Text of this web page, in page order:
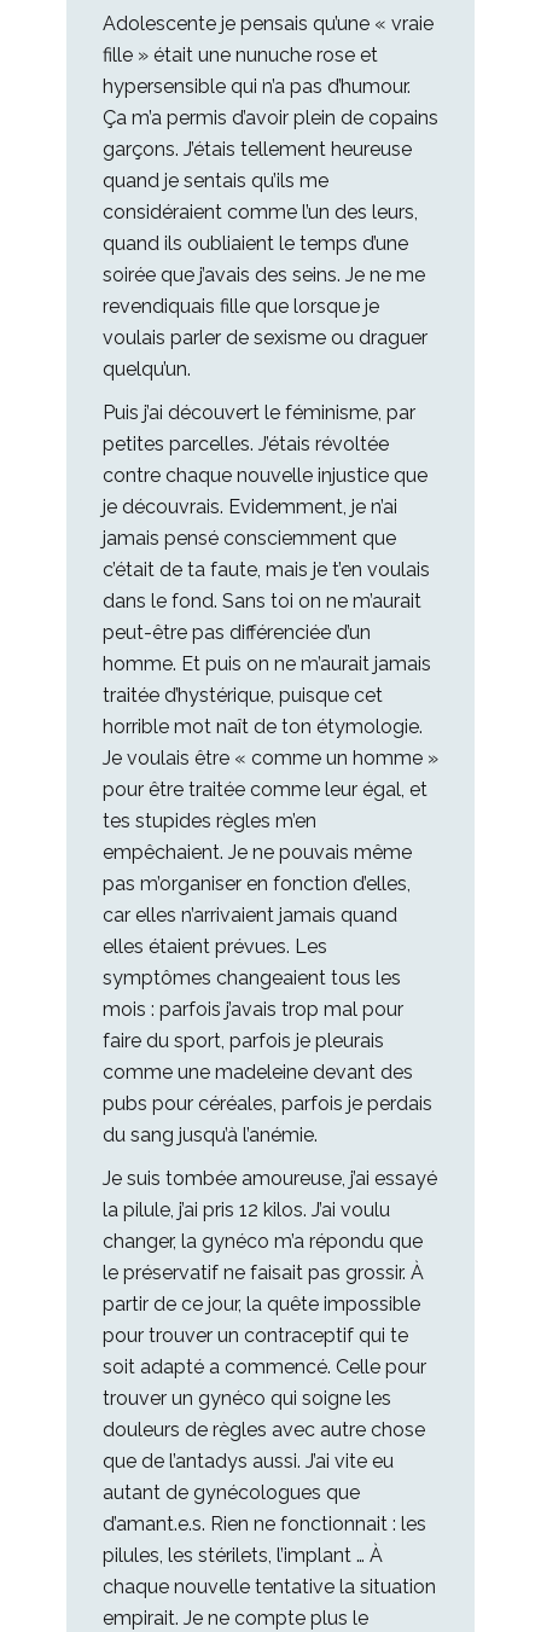
Adolescente je pensais qu’une « vraie
fille » était une nunuche rose et
hypersensible qui n’a pas d’humour.
Ça m’a permis d’avoir plein de copains
garçons. J’étais tellement heureuse
quand je sentais qu’ils me
considéraient comme l’un des leurs,
quand ils oubliaient le temps d’une
soirée que j’avais des seins. Je ne me
revendiquais fille que lorsque je
voulais parler de sexisme ou draguer
quelqu’un.
Puis j’ai découvert le féminisme, par
petites parcelles. J’étais révoltée
contre chaque nouvelle injustice que
je découvrais. Evidemment, je n’ai
jamais pensé consciemment que
c’était de ta faute, mais je t’en voulais
dans le fond. Sans toi on ne m’aurait
peut-être pas différenciée d’un
homme. Et puis on ne m’aurait jamais
traitée d’hystérique, puisque cet
horrible mot naît de ton étymologie.
Je voulais être « comme un homme »
pour être traitée comme leur égal, et
tes stupides règles m’en
empêchaient. Je ne pouvais même
pas m’organiser en fonction d’elles,
car elles n’arrivaient jamais quand
elles étaient prévues. Les
symptômes changeaient tous les
mois : parfois j’avais trop mal pour
faire du sport, parfois je pleurais
comme une madeleine devant des
pubs pour céréales, parfois je perdais
du sang jusqu’à l’anémie.
Je suis tombée amoureuse, j’ai essayé
la pilule, j’ai pris 12 kilos. J’ai voulu
changer, la gynéco m’a répondu que
le préservatif ne faisait pas grossir. À
partir de ce jour, la quête impossible
pour trouver un contraceptif qui te
soit adapté a commencé. Celle pour
trouver un gynéco qui soigne les
douleurs de règles avec autre chose
que de l’antadys aussi. J’ai vite eu
autant de gynécologues que
d’amant.e.s. Rien ne fonctionnait : les
pilules, les stérilets, l’implant … À
chaque nouvelle tentative la situation
empirait. Je ne compte plus le